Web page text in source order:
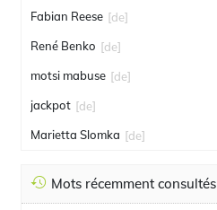
Fabian Reese [de]
René Benko [de]
motsi mabuse [de]
jackpot [de]
Marietta Slomka [de]
Mots récemment consultés